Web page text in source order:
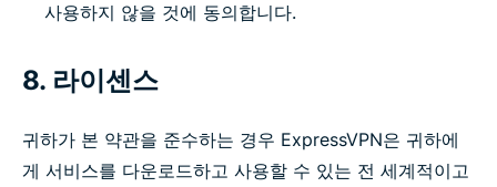
사용하지 않을 것에 동의합니다.
8. 라이센스
귀하가 본 약관을 준수하는 경우 ExpressVPN은 귀하에
게 서비스를 다운로드하고 사용할 수 있는 전 세계적이고